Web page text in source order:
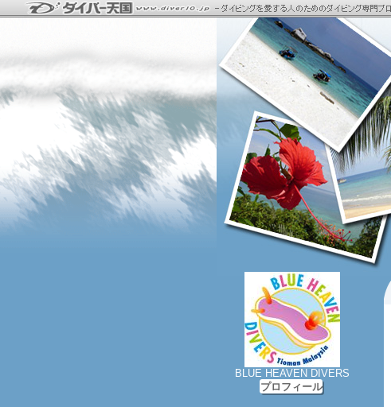
BLUE HEAVEN DIVERS
プロフィール